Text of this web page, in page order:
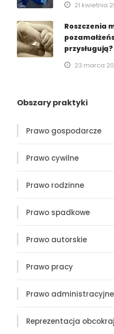
21 kwietnia
Roszczenia
przysługują?
23 marca
Obszary praktyki
Prawo gospodarcze
Prawo cywilne
Prawo rodzinne
Prawo spadkowe
Prawo autorskie
Prawo pracy
Prawo administracyjne
Reprezentacja